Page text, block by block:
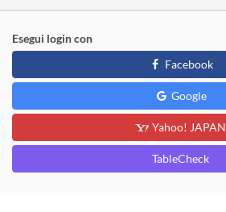
Esegui login con
Facebook
Google
Yahoo! JAPAN
TableCheck